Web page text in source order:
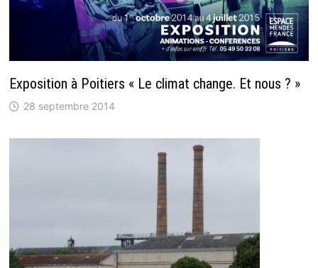
Exposition à Poitiers « Le climat change. Et nous ? »
28 septembre 2014